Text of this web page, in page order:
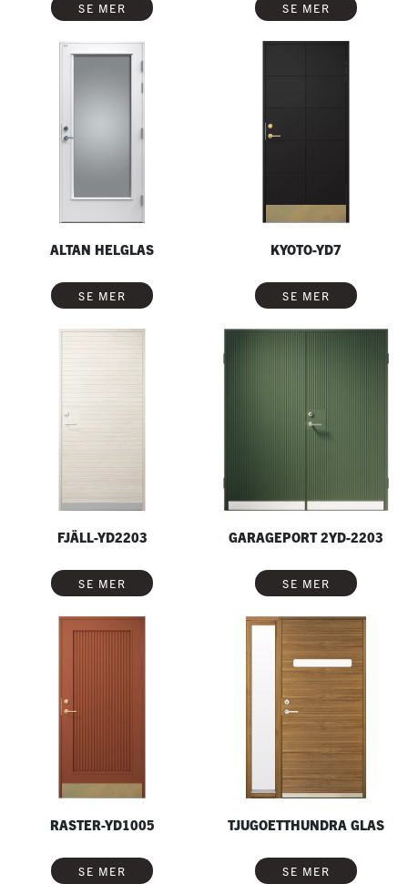
SE MER SE MER
ALTAN HELGLAS
SE MER
KYOTO-YD7
SE MER
FJÄLL-YD2203
SE MER
GARAGEPORT 2YD-2203
SE MER
RASTER-YD1005
SE MER
TJUGOETTHUNDRA GLAS
SE MER